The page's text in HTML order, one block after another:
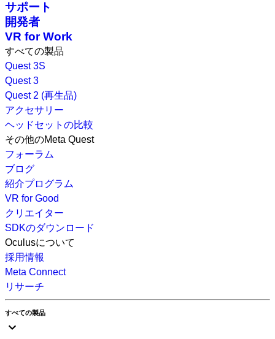
サポート
開発者
VR for Work
すべての製品
Quest 3S
Quest 3
Quest 2 (再生品)
アクセサリー
ヘッドセットの比較
その他のMeta Quest
フォーラム
ブログ
紹介プログラム
VR for Good
クリエイター
SDKのダウンロード
Oculusについて
採用情報
Meta Connect
リサーチ
すべての製品